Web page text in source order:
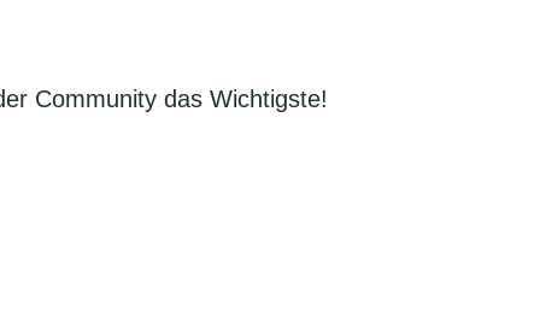
Community das Wichtigste!